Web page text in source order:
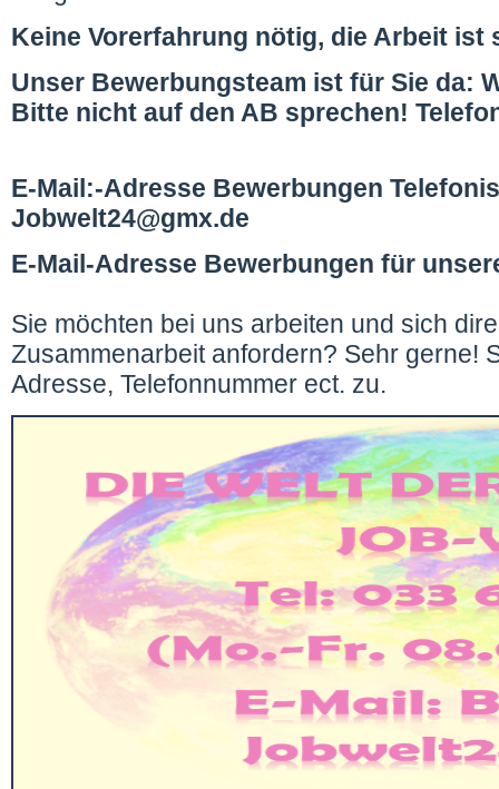
Keine Vorerfahrung nötig, die Arbeit ist
Unser Bewerbungsteam ist für Sie da:
Bitte nicht auf den AB sprechen!
E-Mail:-Adresse Bewerbungen
Jobwelt24@gmx.de
E-Mail-Adresse Bewerbungen für
Sie möchten bei uns arbeiten und sich
Zusammenarbeit anfordern? Sehr gerne!
Adresse, Telefonnummer ect. zu.